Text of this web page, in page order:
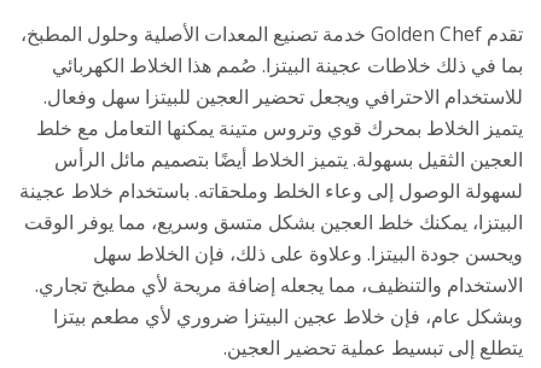
تقدم Golden Chef خدمة تصنيع المعدات الأصلية وحلول المطبخ،
بما في ذلك خلاطات عجينة البيتزا. صُمم هذا الخلاط الكهربائي
للاستخدام الاحترافي ويجعل تحضير العجين للبيتزا سهل وفعال.
يتميز الخلاط بمحرك قوي وتروس متينة يمكنها التعامل مع خلط
العجين الثقيل بسهولة. يتميز الخلاط أيضًا بتصميم مائل الرأس
لسهولة الوصول إلى وعاء الخلط وملحقاته. باستخدام خلاط عجينة
البيتزا، يمكنك خلط العجين بشكل متسق وسريع، مما يوفر الوقت
ويحسن جودة البيتزا. وعلاوة على ذلك، فإن الخلاط سهل
الاستخدام والتنظيف، مما يجعله إضافة مريحة لأي مطبخ تجاري.
وبشكل عام، فإن خلاط عجين البيتزا ضروري لأي مطعم بيتزا
يتطلع إلى تبسيط عملية تحضير العجين.